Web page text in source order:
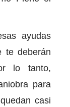
ayudas
te deberán
lo tanto,
para
casi